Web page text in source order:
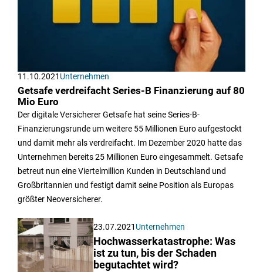
11.10.2021 Unternehmen
Getsafe verdreifacht Series-B Finanzierung auf 80
Mio Euro
Der digitale Versicherer Getsafe hat seine Series-B-
Finanzierungsrunde um weitere 55 Millionen Euro aufgestockt
und damit mehr als verdreifacht. Im Dezember 2020 hatte das
Unternehmen bereits 25 Millionen Euro eingesammelt. Getsafe
betreut nun eine Viertelmillion Kunden in Deutschland und
Großbritannien und festigt damit seine Position als Europas
größter Neoversicherer.
23.07.2021 Unternehmen
Hochwasserkatastrophe: Was
ist zu tun, bis der Schaden
begutachtet wird?